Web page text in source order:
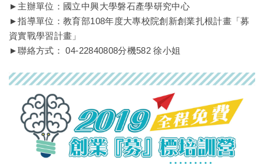
►主辦單位：國立中興大學磐石產學研究中心
►指導單位：教育部108年度大專校院創新創業扎根計畫「募
資實戰學習計畫」
►聯絡方式： 04-22840808分機582 徐小姐